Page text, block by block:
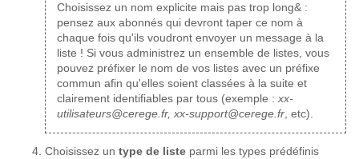
Choisissez un nom explicite mais pas trop long& :
pensez aux abonnés qui devront taper ce nom à
chaque fois qu'ils voudront envoyer un message à la
liste ! Si vous administrez un ensemble de listes, vous
pouvez préfixer le nom de vos listes avec un préfixe
commun afin qu'elles soient classées à la suite et
clairement identifiables par tous (exemple :xx-
utilisateurs@cerege.fr, xx-support@cerege.fr, etc).
Choisissez un type de liste parmi les types prédéfinis